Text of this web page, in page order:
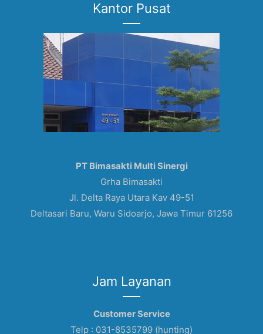
Kantor Pusat
PT Bimasakti Multi Sinergi
Grha Bimasakti
Jl. Delta Raya Utara Kav 49-51
Deltasari Baru, Waru Sidoarjo, Jawa Timur 61256
Jam Layanan
Customer Service
Telp : 031-8535799 (hunting)